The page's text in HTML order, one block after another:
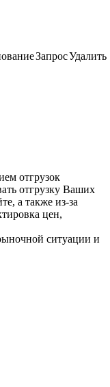
ЗапросУдалить
отгрузок
отгрузку Ваших
а также из-за
цен,
ситуации и